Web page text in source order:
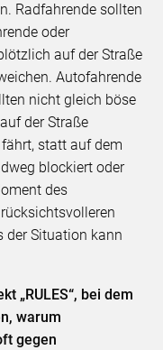
Radfahrende sollten
oder
auf der Straße
Autofahrende
nicht gleich böse
der Straße
statt auf dem
blockiert oder
des
der Situation kann
„RULES“, bei dem
warum
gegen